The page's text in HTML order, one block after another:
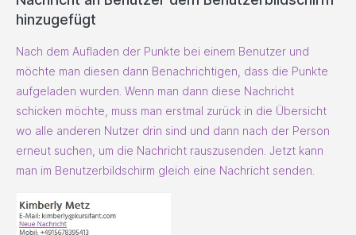
hinzugefügt
Nach dem Aufladen der Punkte bei einem Benutzer und
möchte man diesen dann Benachrichtigen, dass die Punkte
aufgeladen wurden. Wenn man dann diese Nachricht
schicken möchte, muss man erstmal zurück in die Übersicht
wo alle anderen Nutzer drin sind und dann nach der Person
erneut suchen, um die Nachricht rauszusenden. Jetzt kann
man im Benutzerbildschirm gleich eine Nachricht senden.